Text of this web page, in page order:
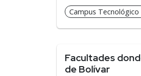
Campus Tecnológico
Facultades
de Bolívar